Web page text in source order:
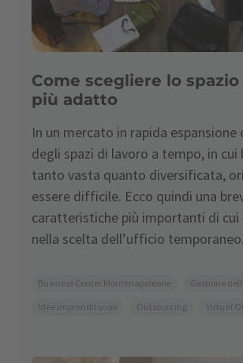
Come scegliere lo
più adatto
In un mercato in rapida espansione
degli spazi di lavoro a tempo, in cui
tanto vasta quanto diversificata,
essere difficile. Ecco quindi una
caratteristiche più importanti di
nella scelta dell’ufficio temporaneo.
Business Center Montenapoleone
Gestione
Idee imprenditoriali
Outsourcing Virtual